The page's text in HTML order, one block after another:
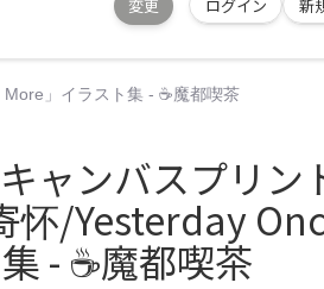
変更 ログイン 新
」イラスト集 - ☕️魔都喫茶
ャンバスプリン
怀/Yesterday
- ☕️魔都喫茶